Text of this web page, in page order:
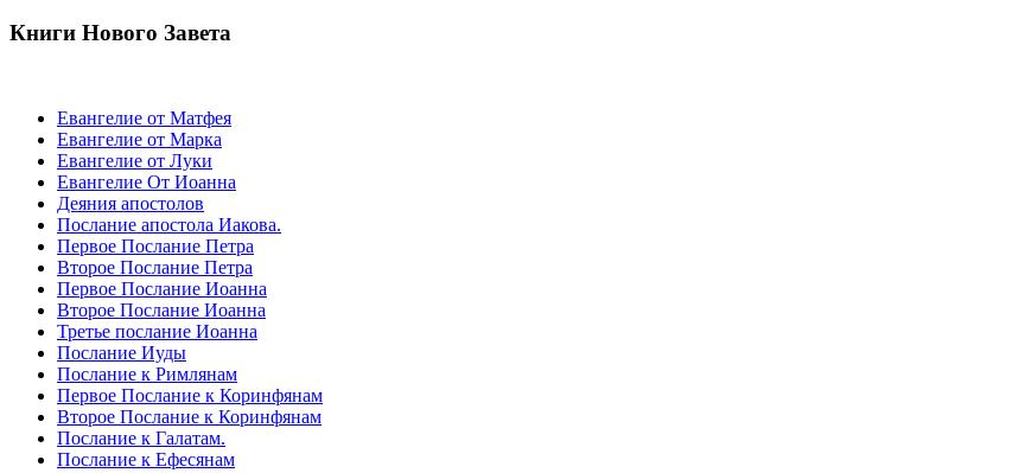
Книги Нового Завета
Евангелие от Матфея
Евангелие от Марка
Евангелие от Луки
Евангелие От Иоанна
Деяния апостолов
Послание апостола Иакова.
Первое Послание Петра
Второе Послание Петра
Первое Послание Иоанна
Второе Послание Иоанна
Третье послание Иоанна
Послание Иуды
Послание к Римлянам
Первое Послание к Коринфянам
Второе Послание к Коринфянам
Послание к Галатам.
Послание к Ефесянам